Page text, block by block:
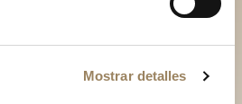
Mostrar detalles
en boutique
una boutique